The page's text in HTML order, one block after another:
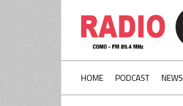
HOME PODCAST NEWS